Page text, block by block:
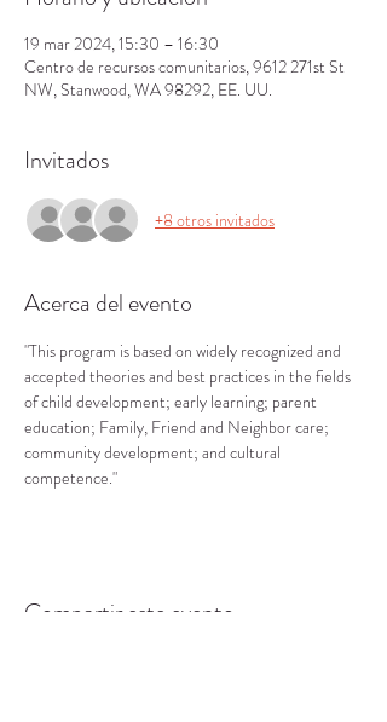
19 mar 2024, 15:30 – 16:30
Centro de recursos comunitarios, 9612 271st St
NW, Stanwood, WA 98292, EE. UU.
Invitados
+8 otros invitados
Acerca del evento
"This program is based on widely recognized and
accepted theories and best practices in the fields
of child development; early learning; parent
education; Family, Friend and Neighbor care;
community development; and cultural
competence."
Compartir este evento